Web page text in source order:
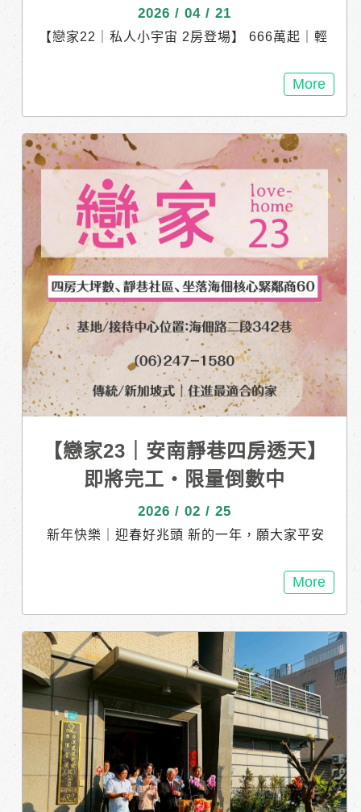
2026 / 04 / 21
【戀家22｜私人小宇宙 2房登場】 666萬起｜輕
的空間， 其實可以很簡單。 . 【安南海佃生活
圈】 海佃商圈 × 安中商圈 生活便利、機能成熟
近安南圖書館 台江文化中心 . 【日常生活，也能
有一點質感】 五樓電梯公寓 建坪22–24坪 精緻
兩房設計 電梯住宅 0管理費 . 首購成家｜小資置
產｜收租投資 . 基地位置&接待會館：台南市海
佃路二段509巷26號 06-2473468
More
【戀家23｜安南靜巷四房透天】
即將完工・限量倒數中
2026 / 02 / 25
新年快樂｜迎春好兆頭 新的一年，願大家平安
個更安心的未來。 --- 【戀家23｜安南靜巷四
房透天】 即將完工・限量倒數中 16戶靜謐小
社區 緊鄰商60、海佃同安雙商圈 生活機能成
熟，鬧中取靜 市場起伏難料， 但好地段、好空
間，始終值得珍藏。 新春走春，就來看看未來
的家 歡迎預約賞屋，一起把幸福帶回家。 ---
接待會館｜台南市安南區海佃路二段342巷 55號
對面
https://maps.app.goo.gl/Moq5KeRJwcBzy7Y
V7 接待專線｜ 06 2471580 官網資訊｜
https://reurl.cc/VM93Xb
More